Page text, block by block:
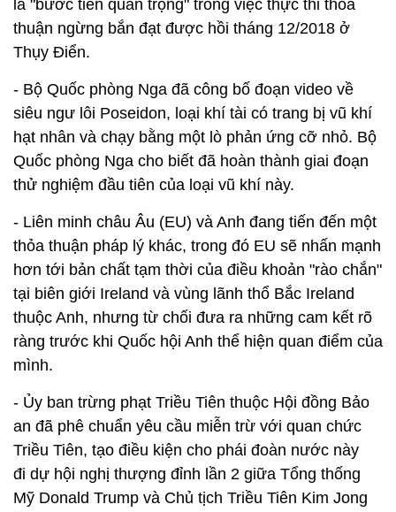
là "bước tiến quan trọng" trong việc thực thi thỏa
thuận ngừng bắn đạt được hồi tháng 12/2018 ở
Thụy Điển.
- Bộ Quốc phòng Nga đã công bố đoạn video về
siêu ngư lôi Poseidon, loại khí tài có trang bị vũ khí
hạt nhân và chạy bằng một lò phản ứng cỡ nhỏ. Bộ
Quốc phòng Nga cho biết đã hoàn thành giai đoạn
thử nghiệm đầu tiên của loại vũ khí này.
- Liên minh châu Âu (EU) và Anh đang tiến đến một
thỏa thuận pháp lý khác, trong đó EU sẽ nhấn mạnh
hơn tới bản chất tạm thời của điều khoản "rào chắn"
tại biên giới Ireland và vùng lãnh thổ Bắc Ireland
thuộc Anh, nhưng từ chối đưa ra những cam kết rõ
ràng trước khi Quốc hội Anh thể hiện quan điểm của
mình.
- Ủy ban trừng phạt Triều Tiên thuộc Hội đồng Bảo
an đã phê chuẩn yêu cầu miễn trừ với quan chức
Triều Tiên, tạo điều kiện cho phái đoàn nước này
đi dự hội nghị thượng đỉnh lần 2 giữa Tổng thống
Mỹ Donald Trump và Chủ tịch Triều Tiên Kim Jong